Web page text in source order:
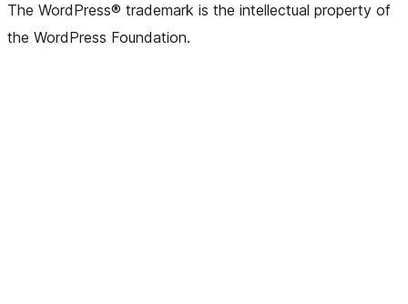
The WordPress® trademark is the intellectual property of
the WordPress Foundation.